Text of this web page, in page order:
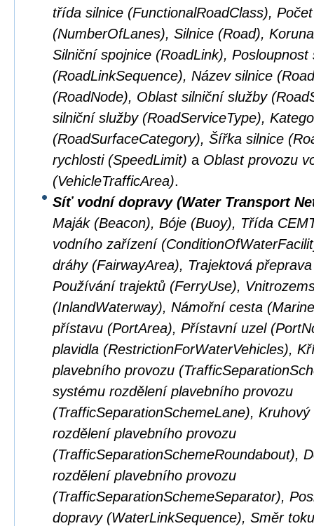
třída silnice (FunctionalRoadClass),
(NumberOfLanes), Silnice (Road),
Silniční spojnice (RoadLink), Posloupnost
(RoadLinkSequence), Název silnice
(RoadNode), Oblast silniční služby
silniční služby (RoadServiceType),
(RoadSurfaceCategory), Šířka silnice
rychlosti (SpeedLimit) a Oblast provozu
(VehicleTrafficArea).
Síť vodní dopravy (Water Transport
Maják (Beacon), Bóje (Buoy), Třída
vodního zařízení
dráhy (FairwayArea), Trajektová
Používání trajektů (FerryUse),
(InlandWaterway), Námořní cesta
přístavu (PortArea), Přístavní uzel
plavidla (RestrictionForWaterVehicles),
plavebního provozu
systému rozdělení plavebního provozu
(TrafficSeparationSchemeLane),
rozdělení plavebního provozu
(TrafficSeparationSchemeRoundabout),
rozdělení plavebního provozu
(TrafficSeparationSchemeSeparator),
dopravy (WaterLinkSequence), Směr